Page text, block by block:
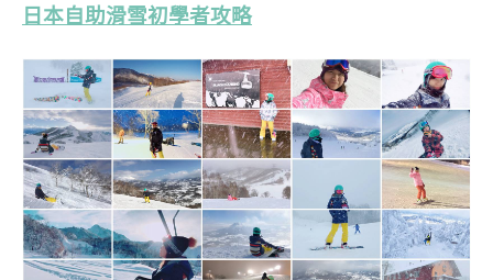
日本自助滑雪初學者攻略